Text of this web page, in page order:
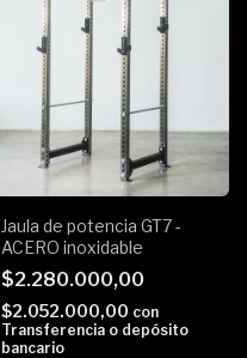
Jaula de potencia GT7 -
ACERO inoxidable
$2.280.000,00
$2.052.000,00 con
Transferencia o depósito
bancario